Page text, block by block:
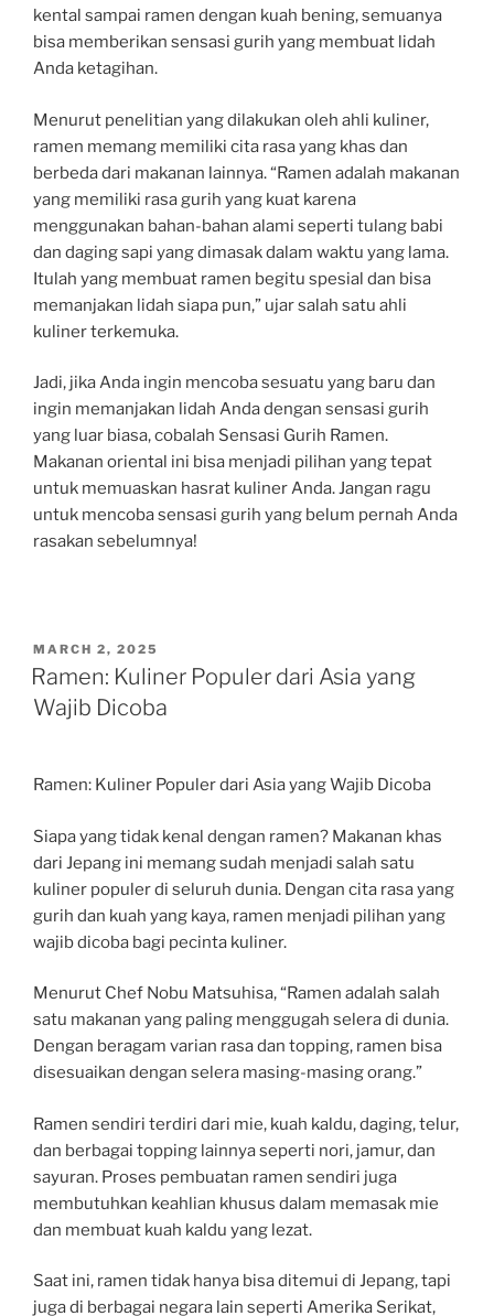
kental sampai ramen dengan kuah bening, semuanya
bisa memberikan sensasi gurih yang membuat lidah
Anda ketagihan.
Menurut penelitian yang dilakukan oleh ahli kuliner,
ramen memang memiliki cita rasa yang khas dan
berbeda dari makanan lainnya. “Ramen adalah makanan
yang memiliki rasa gurih yang kuat karena
menggunakan bahan-bahan alami seperti tulang babi
dan daging sapi yang dimasak dalam waktu yang lama.
Itulah yang membuat ramen begitu spesial dan bisa
memanjakan lidah siapa pun,” ujar salah satu ahli
kuliner terkemuka.
Jadi, jika Anda ingin mencoba sesuatu yang baru dan
ingin memanjakan lidah Anda dengan sensasi gurih
yang luar biasa, cobalah Sensasi Gurih Ramen.
Makanan oriental ini bisa menjadi pilihan yang tepat
untuk memuaskan hasrat kuliner Anda. Jangan ragu
untuk mencoba sensasi gurih yang belum pernah Anda
rasakan sebelumnya!
POSTED
ON
MARCH 2, 2025
Ramen: Kuliner Populer dari Asia yang
Wajib Dicoba
Ramen: Kuliner Populer dari Asia yang Wajib Dicoba
Siapa yang tidak kenal dengan ramen? Makanan khas
dari Jepang ini memang sudah menjadi salah satu
kuliner populer di seluruh dunia. Dengan cita rasa yang
gurih dan kuah yang kaya, ramen menjadi pilihan yang
wajib dicoba bagi pecinta kuliner.
Menurut Chef Nobu Matsuhisa, “Ramen adalah salah
satu makanan yang paling menggugah selera di dunia.
Dengan beragam varian rasa dan topping, ramen bisa
disesuaikan dengan selera masing-masing orang.”
Ramen sendiri terdiri dari mie, kuah kaldu, daging, telur,
dan berbagai topping lainnya seperti nori, jamur, dan
sayuran. Proses pembuatan ramen sendiri juga
membutuhkan keahlian khusus dalam memasak mie
dan membuat kuah kaldu yang lezat.
Saat ini, ramen tidak hanya bisa ditemui di Jepang, tapi
juga di berbagai negara lain seperti Amerika Serikat,